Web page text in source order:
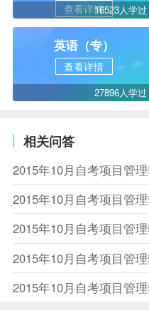
查看详情16523人学过
英语（专）
查看详情
27896人学过
相关问答
2015年10月自考项目管
2015年10月自考项目管
2015年10月自考项目管
2015年10月自考项目管
2015年10月自考项目管